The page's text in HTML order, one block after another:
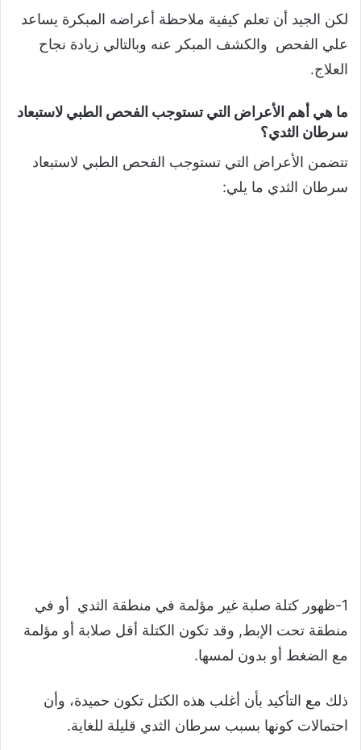
لكن الجيد أن تعلم كيفية ملاحظة أعراضه المبكرة يساعد
علي الفحص والكشف المبكر عنه وبالتالي زيادة نجاح
العلاج.
ما هي أهم الأعراض التي تستوجب الفحص الطبي لاستبعاد
سرطان الثدي؟
تتضمن الأعراض التي تستوجب الفحص الطبي لاستبعاد
سرطان الثدي ما يلي:
1-ظهور كتلة صلبة غير مؤلمة في منطقة الثدي أو في
منطقة تحت الإبط, وقد تكون الكتلة أقل صلابة أو مؤلمة
مع الضغط أو بدون لمسها.
ذلك مع التأكيد بأن أغلب هذه الكتل تكون حميدة، وأن
احتمالات كونها بسبب سرطان الثدي قليلة للغاية.